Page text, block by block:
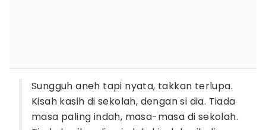
Sungguh aneh tapi nyata, takkan terlupa.
Kisah kasih di sekolah, dengan si dia. Tiada
masa paling indah, masa-masa di sekolah.